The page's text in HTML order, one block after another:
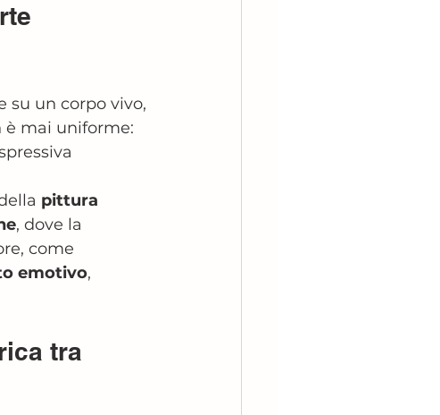
su un corpo vivo,
è mai uniforme:
pittura
, dove la
come
emotivo,
tra